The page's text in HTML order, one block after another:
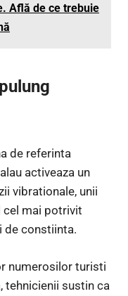
Află de ce trebuie
de referinta
activeaza un
vibrationale, unii
cel mai potrivit
de constiinta.
numerosilor turisti
tehnicienii sustin ca